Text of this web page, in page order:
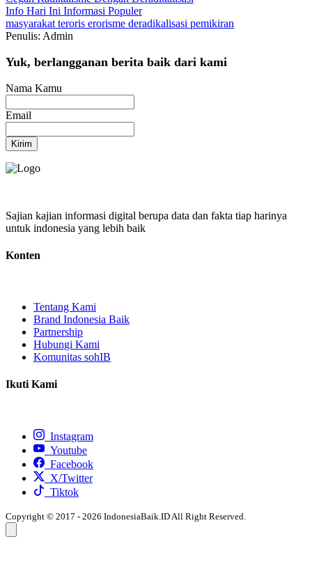
Info Hari Ini Informasi Populer
masyarakat teroris erorisme deradikalisasi pemikiran
Penulis: Admin
Yuk, berlangganan berita baik dari kami
Nama Kamu
Email
Kirim
Sajian kajian informasi digital berupa data dan fakta tiap harinya
untuk indonesia yang lebih baik
Konten
Tentang Kami
Brand Indonesia Baik
Partnership
Hubungi Kami
Komunitas sohIB
Ikuti Kami
Instagram
Youtube
Facebook
X/Twitter
Tiktok
Copyright © 2017 - 2026 IndonesiaBaik.ID All Right Reserved.